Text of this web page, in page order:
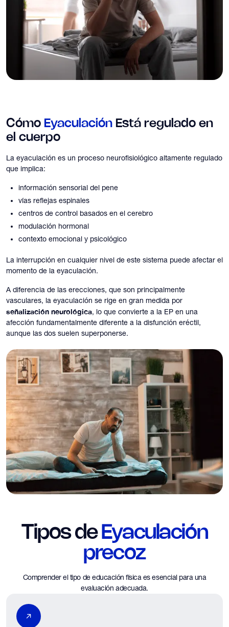
Cómo Eyaculación Está regulado en
el cuerpo
La eyaculación es un proceso neurofisiológico altamente regulado
que implica:
información sensorial del pene
vías reflejas espinales
centros de control basados en el cerebro
modulación hormonal
contexto emocional y psicológico
La interrupción en cualquier nivel de este sistema puede afectar el
momento de la eyaculación.
A diferencia de las erecciones, que son principalmente
vasculares, la eyaculación se rige en gran medida por
señalización neurológica, lo que convierte a la EP en una
afección fundamentalmente diferente a la disfunción eréctil,
aunque las dos suelen superponerse.
Tipos de Eyaculación
precoz
Comprender el tipo de educación física es esencial para una
evaluación adecuada.